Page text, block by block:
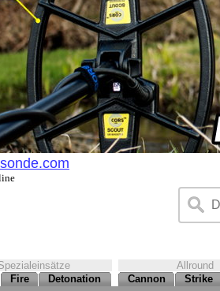
Allround
Fire Detonation Cannon Strike